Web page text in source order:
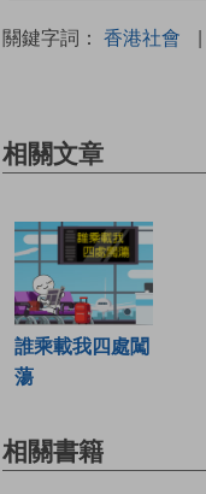
關鍵字詞： 香港社會 |
相關文章
誰乘載我四處闖
蕩
相關書籍